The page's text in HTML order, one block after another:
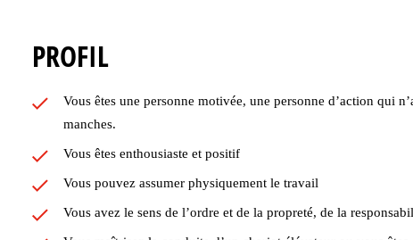
PROFIL
Vous êtes une personne motivée, une personne d’action qui
manches.
Vous êtes enthousiaste et positif
Vous pouvez assumer physiquement le travail
Vous avez le sens de l’ordre et de la propreté, de la